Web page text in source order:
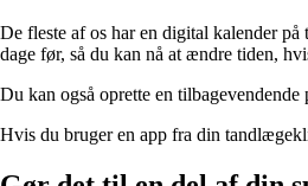
De fleste af os har en digital kalender
dage før, så du kan nå at ændre tiden,
Du kan også oprette en
Hvis du bruger en app fra din